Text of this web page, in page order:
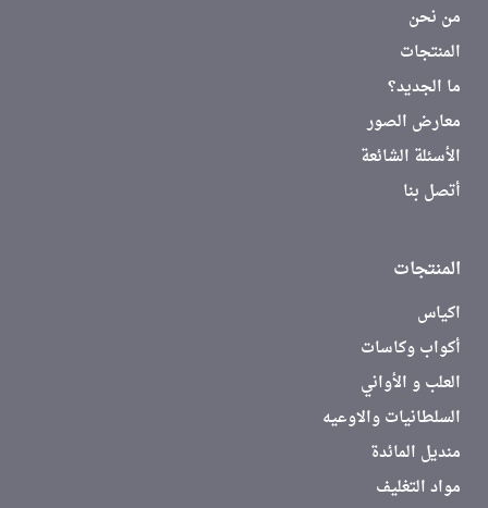
من نحن
المنتجات
ما الجديد؟
معارض الصور
الأسئلة الشائعة
أتصل بنا
المنتجات
اكياس
أكواب وكاسات
العلب و الأواني
السلطانيات والاوعيه
منديل المائدة
مواد التغليف